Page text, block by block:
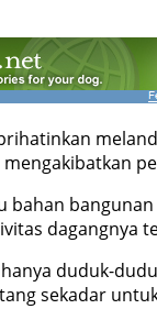
bahan
dagangnya
duduk-
sekadar